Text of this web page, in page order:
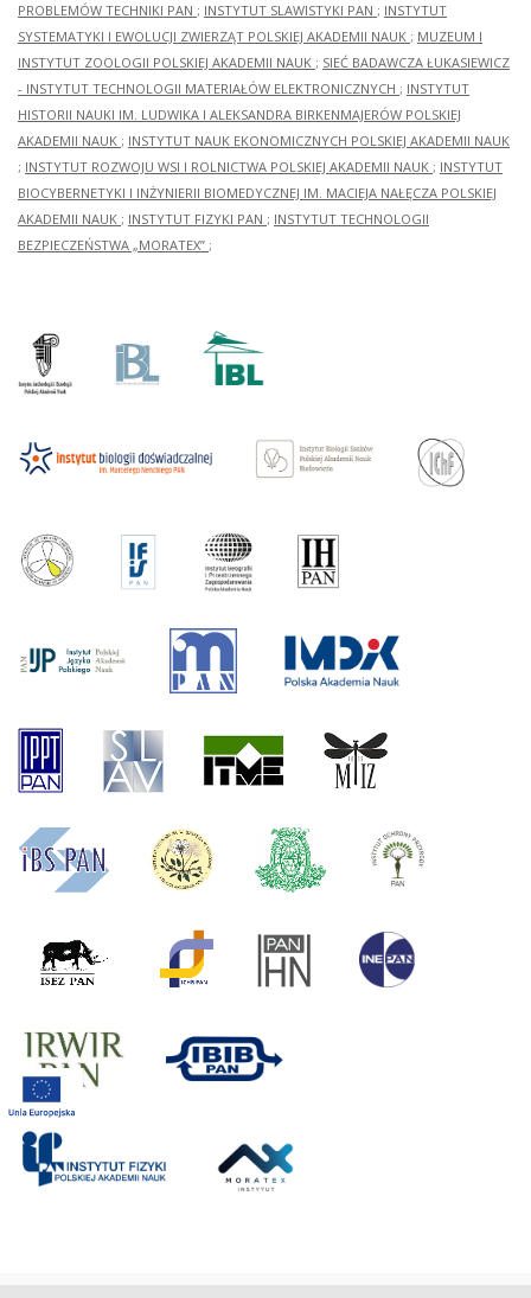
PROBLEMÓW TECHNIKI PAN ; INSTYTUT SLAWISTYKI PAN ; INSTYTUT
SYSTEMATYKI I EWOLUCJI ZWIERZĄT POLSKIEJ AKADEMII NAUK ; MUZEUM I
INSTYTUT ZOOLOGII POLSKIEJ AKADEMII NAUK ; SIEĆ BADAWCZA ŁUKASIEWICZ
- INSTYTUT TECHNOLOGII MATERIAŁÓW ELEKTRONICZNYCH ; INSTYTUT
HISTORII NAUKI IM. LUDWIKA I ALEKSANDRA BIRKENMAJERÓW POLSKIEJ
AKADEMII NAUK ; INSTYTUT NAUK EKONOMICZNYCH POLSKIEJ AKADEMII NAUK
; INSTYTUT ROZWOJU WSI I ROLNICTWA POLSKIEJ AKADEMII NAUK ; INSTYTUT
BIOCYBERNETYKI I INŻYNIERII BIOMEDYCZNEJ IM. MACIEJA NAŁĘCZA POLSKIEJ
AKADEMII NAUK ; INSTYTUT FIZYKI PAN ; INSTYTUT TECHNOLOGII
BEZPIECZEŃSTWA „MORATEX” ;